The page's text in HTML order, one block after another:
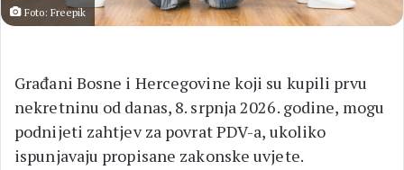
Foto: Freepik
Građani Bosne i Hercegovine koji su kupili prvu
nekretninu od danas, 8. srpnja 2026. godine, mogu
podnijeti zahtjev za povrat PDV-a, ukoliko
ispunjavaju propisane zakonske uvjete.